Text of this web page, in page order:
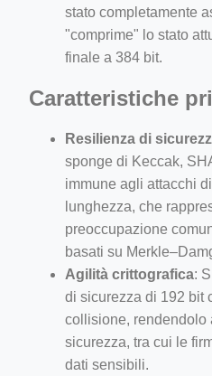
stato completamente
"comprime" lo stato
finale a 384 bit.
Caratteristiche
Resilienza di
sponge di Keccak,
immune agli attacchi
lunghezza, che
preoccupazione
basati su
Agilità crittografica:
di sicurezza di 192 bit
collisione, rendendolo
sicurezza, tra cui le
dati sensibili.